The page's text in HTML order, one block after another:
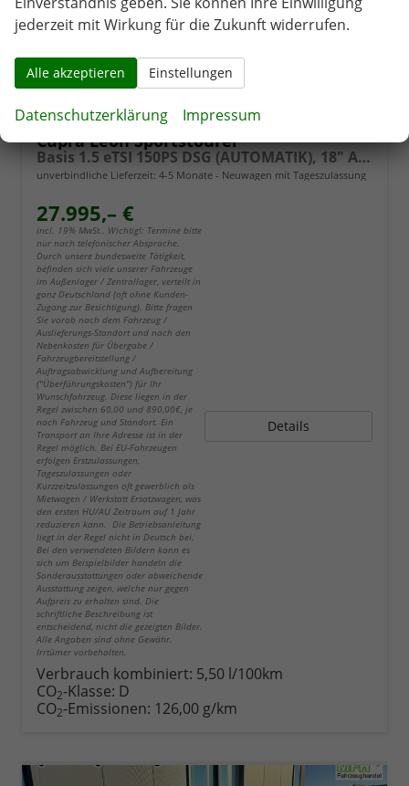
Cupra Leon Sportstourer
Basis 1.5 eTSI 150PS DSG (AUTOMATIK), 18" Alu Garbi, Sitzheizung, M-Lederlenkrad beheizt, Parksensoren vorne und hinten, Adaptiver Tempomat, 3-Zonen-Climatronic, Radio 12,9" + Full Link (Navi-Funktion über Smartphone), Elektr. Heckklappe
unverbindliche Lieferzeit: 4-5 Monate Neuwagen mit Tageszulassung
27.995,– €
incl. 19% MwSt.. Wichtig!: Termine bitte
nur nach telefonischer Absprache.
Durch unsere bundesweite Tätigkeit,
befinden sich viele unserer Fahrzeuge
im Außenlager / Zentrallager, verteilt in
ganz Deutschland (oft ohne Kunden-
Zugang zur Besichtigung). Bitte fragen
Sie vorab nach dem Fahrzeug /
Auslieferungs-Standort und nach den
Nebenkosten für Übergabe /
Fahrzeugbereitstellung /
Auftragsabwicklung und Aufbereitung
("Überführungskosten") für Ihr
Wunschfahrzeug. Diese liegen in der
Regel zwischen 60,00 und 890,00€, je
nach Fahrzeug und Standort. Ein
Transport an Ihre Adresse ist in der
Regel möglich. Bei EU-Fahrzeugen
erfolgen Erstzulassungen,
Tageszulassungen oder
Kurzzeitzulassungen oft gewerblich als
Mietwagen / Werkstatt Ersatzwagen, was
den ersten HU/AU Zeitraum auf 1 Jahr
reduzieren kann. Die Betriebsanleitung
liegt in der Regel nicht in Deutsch bei.
Bei den verwendeten Bildern kann es
sich um Beispielbilder handeln die
Sonderausstattungen oder abweichende
Ausstattung zeigen, welche nur gegen
Aufpreis zu erhalten sind. Die
schriftliche Beschreibung ist
entscheidend, nicht die gezeigten Bilder.
Alle Angaben sind ohne Gewähr.
Irrtümer vorbehalten.
Details
Verbrauch kombiniert: 5,50 l/100km
CO2-Klasse: D
CO2-Emissionen: 126,00 g/km
jederzeit mit Wirkung für die Zukunft widerrufen.
Alle akzeptieren Einstellungen
Datenschutzerklärung Impressum